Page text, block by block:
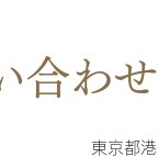
合わ
東京都